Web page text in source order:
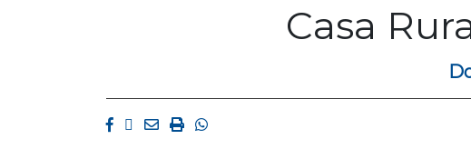
Casa
Facebook
Twitter
EmailImprimirWhatsapp